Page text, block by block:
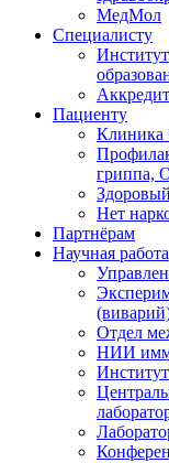
МедМол
Специалисту
Пациенту
гриппа,
Нет
Партнёрам
Научная работа
Отдел
НИИ